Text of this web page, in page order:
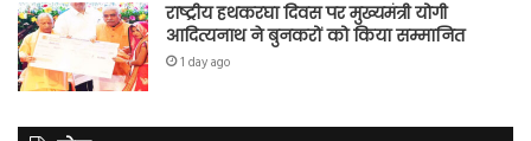
राष्ट्रीय हथकरघा दिवस पर मुख्यमंत्री योगी
आदित्यनाथ ने बुनकरों को किया सम्मानित
1 day ago